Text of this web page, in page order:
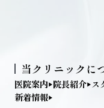
当クリニックに
医院案内 院長紹介 ス
新着情報